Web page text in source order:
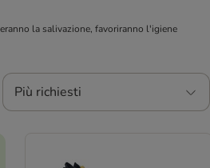
la salivazione, favoriranno l'igiene
Più richiesti